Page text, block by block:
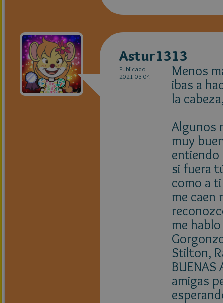
Astur1313
Publicado
2021-03-04
Menos
ibas a
la
Algunos
muy
entiendo
si fuera
como a
me caen
me
Stilton,
amigas